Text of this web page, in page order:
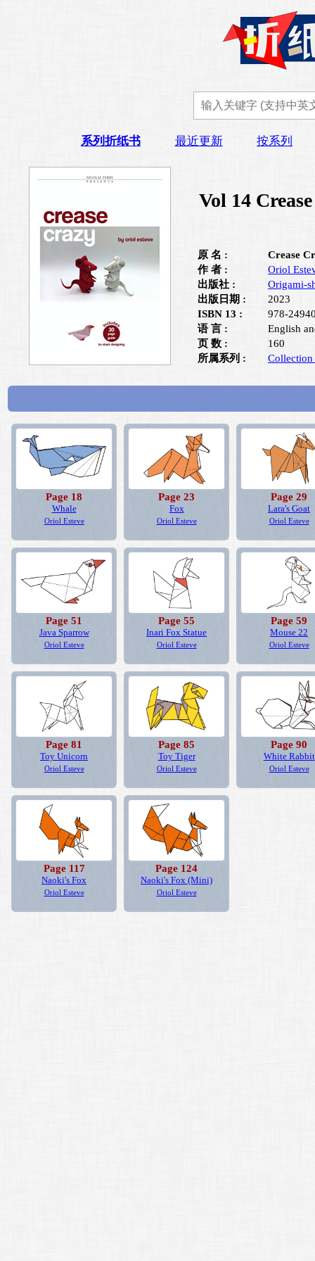
系列折纸书 最近更新 按系列
Vol 14
原 名 :
Crease
作 者 :
Oriol
出版社 :
Origami-
出版日期 :
2023
ISBN 13 :
978-
语 言 :
English
页 数 :
160
所属系列 :
Page 18
Whale
Oriol Esteve
Page 23
Fox
Oriol Esteve
Page 29
Lara's Goat
Oriol Esteve
Page 51
Java Sparrow
Oriol Esteve
Page 55
Inari Fox Statue
Oriol Esteve
Page 59
Mouse 22
Oriol Esteve
Page 81
Toy Unicorn
Oriol Esteve
Page 85
Toy Tiger
Oriol Esteve
Page 90
White Rabbit
Oriol Esteve
Page 117
Naoki's Fox
Oriol Esteve
Page 124
Naoki's Fox (Mini)
Oriol Esteve